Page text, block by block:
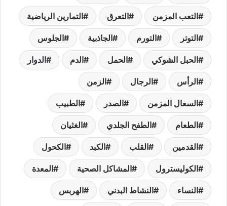
التعب المزمن التعرق التمارين الرياضية
التوتر التورم الجاذبية الجلوس
الحبل الشوكي الحمل الدم الدوار
الرأس الرجال الزمن
السعال المزمن الصدر الطبيب
الطعام الطفح الجلدي الغثيان
القدمين القلب الكبد الكحول
الكوليسترول المشاكل الصحية المعدة
النساء النشاط البدني الهربس